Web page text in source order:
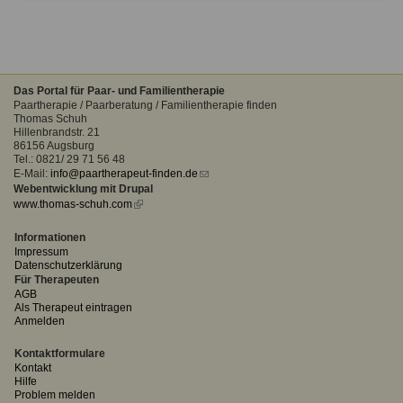
Das Portal für Paar- und Familientherapie
Paartherapie / Paarberatung / Familientherapie finden
Thomas Schuh
Hillenbrandstr. 21
86156 Augsburg
Tel.: 0821/ 29 71 56 48
E-Mail: info@paartherapeut-finden.de (link
Webentwicklung mit Drupal
www.thomas-schuh.com(link
Informationen
Impressum
Datenschutzerklärung
Für Therapeuten
AGB
Als Therapeut eintragen
Anmelden
Kontaktformulare
Kontakt
Hilfe
Problem melden